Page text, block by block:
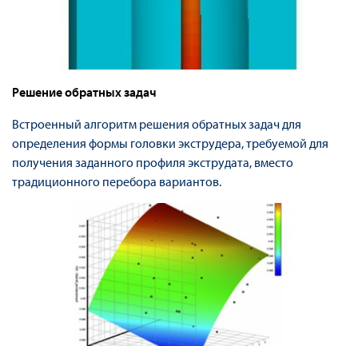
Решение обратных задач
Встроенный алгоритм решения обратных задач для
определения формы головки экструдера, требуемой для
получения заданного профиля экструдата, вместо
традиционного перебора вариантов.